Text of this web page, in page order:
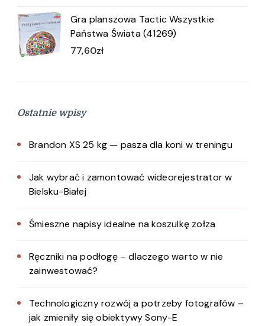
Gra planszowa Tactic Wszystkie
Państwa Świata (41269)
77,60zł
Ostatnie wpisy
Brandon XS 25 kg — pasza dla koni w treningu
Jak wybrać i zamontować wideorejestrator w
Bielsku-Białej
Śmieszne napisy idealne na koszulkę zołza
Ręczniki na podłogę – dlaczego warto w nie
zainwestować?
Technologiczny rozwój a potrzeby fotografów –
jak zmieniły się obiektywy Sony-E